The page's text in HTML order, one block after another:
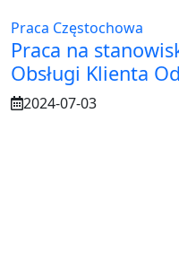
Praca Częstochowa
Praca na
Obsługi Klienta
2024-07-03